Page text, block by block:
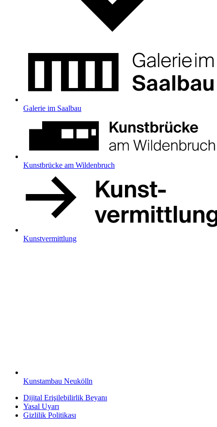
Galerie im Saalbau
Kunstbrücke am Wildenbruch
Kunstvermittlung
Kunstambau Neukölln
Dijital Erişilebilirlik Beyanı
Yasal Uyarı
Gizlilik Politikası